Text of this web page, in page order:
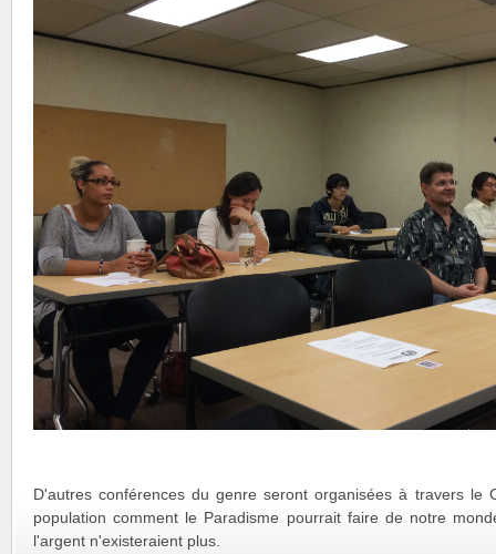
D'autres conférences du genre seront organisées à travers le
population comment le Paradisme pourrait faire de notre
l'argent n'existeraient plus.